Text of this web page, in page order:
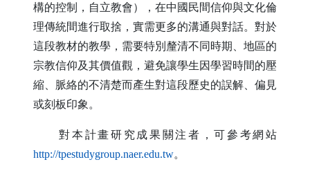
構的控制，自立教會），在中國民間信仰與文化倫
理傳統間進行取捨，實需更多的溝通與對話。對於
這段教材的教學，需要特別釐清不同時期、地區的
宗教信仰及其價值觀，避免讓學生因學習時間的壓
縮、脈絡的不清楚而產生對這段歷史的誤解、偏見
或刻板印象。
對本計畫研究成果關注者，可參考網站
http://tpestudygroup.naer.edu.tw（另開新視窗）
。